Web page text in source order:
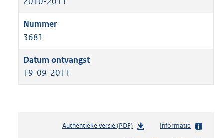
3681
19-09-2011
Authentieke versie (PDF)b
Informatie